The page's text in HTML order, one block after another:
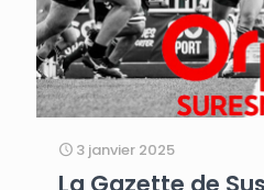
3 janvier 2025
La Gazette de